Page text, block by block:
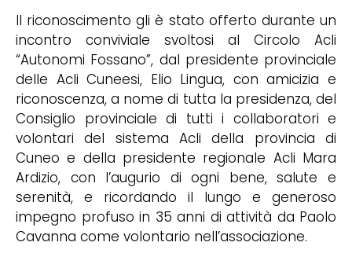
Il riconoscimento gli è stato offerto durante un
incontro conviviale svoltosi al Circolo Acli
“Autonomi Fossano”, dal presidente provinciale
delle Acli Cuneesi, Elio Lingua, con amicizia e
riconoscenza, a nome di tutta la presidenza, del
Consiglio provinciale di tutti i collaboratori e
volontari del sistema Acli della provincia di
Cuneo e della presidente regionale Acli Mara
Ardizio, con l’augurio di ogni bene, salute e
serenità, e ricordando il lungo e generoso
impegno profuso in 35 anni di attività da Paolo
Cavanna come volontario nell’associazione.